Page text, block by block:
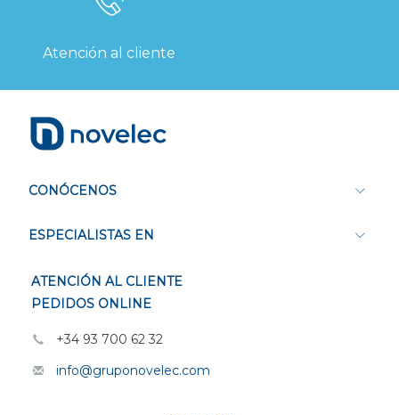
Atención al cliente
CONÓCENOS
ESPECIALISTAS EN
ATENCIÓN AL CLIENTE
PEDIDOS ONLINE
+34 93 700 62 32
info@gruponovelec.com